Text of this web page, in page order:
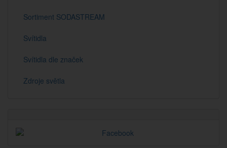
Sortiment SODASTREAM
Svítidla
Svítidla dle značek
Zdroje světla